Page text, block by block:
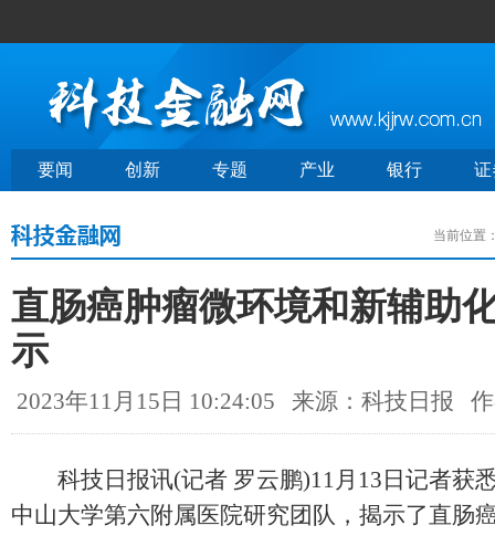
要闻 创新 专题 产业 银行 证
当前位置
直肠癌肿瘤微环境和新辅助
示
2023年11月15日 10:24:05 来源：科技日报
科技日报讯(记者 罗云鹏)11月13日记者获
中山大学第六附属医院研究团队，揭示了直肠